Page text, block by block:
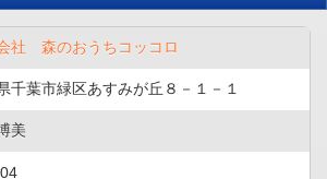
社 森のおうちコッコロ
千葉市緑区あすみが丘８－１－１
美